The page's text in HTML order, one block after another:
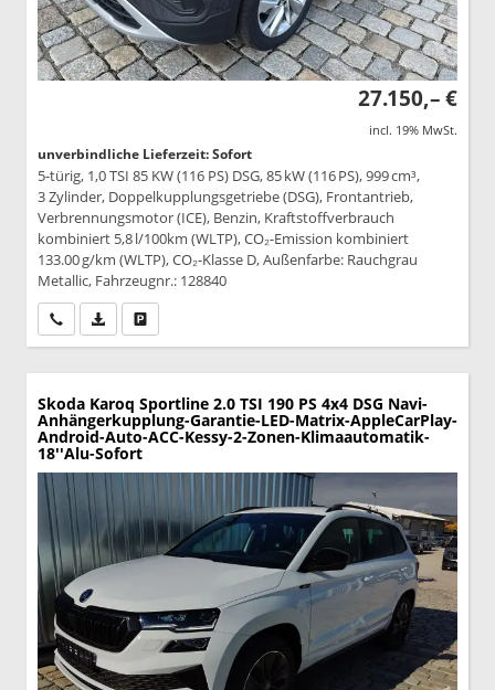
27.150,– €
incl. 19% MwSt.
unverbindliche Lieferzeit: Sofort
5-türig, 1,0 TSI 85 KW (116 PS) DSG, 85 kW (116 PS), 999 cm³,
3 Zylinder, Doppelkupplungsgetriebe (DSG), Frontantrieb,
Verbrennungsmotor (ICE), Benzin, Kraftstoffverbrauch
kombiniert 5,8 l/100km (WLTP), CO₂-Emission kombiniert
133.00 g/km (WLTP), CO₂-Klasse D, Außenfarbe: Rauchgrau
Metallic, Fahrzeugnr.: 128840
Wir rufen Sie anPDF-Datei, Fahrzeugexposé drucken
Skoda Karoq Sportline 2.0 TSI 190 PS 4x4 DSG Navi-
Anhängerkupplung-Garantie-LED-Matrix-AppleCarPlay-
Android-Auto-ACC-Kessy-2-Zonen-Klimaautomatik-
18''Alu-Sofort